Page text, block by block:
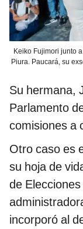
Keiko Fujimori junto
Piura. Paucará, su
Su hermana,
Parlamento
comisiones a
Otro caso es
su hoja de
de
incorporó al